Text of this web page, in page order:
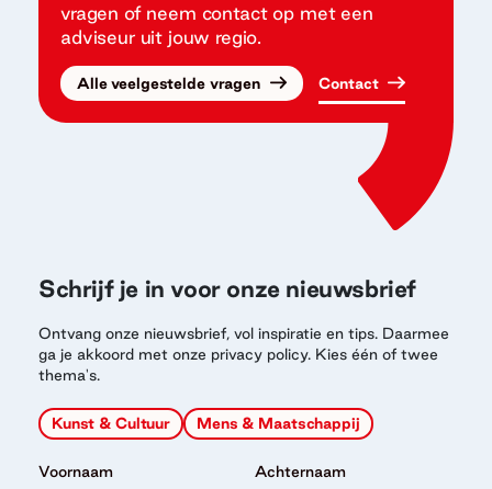
vragen of neem contact op met een
adviseur uit jouw regio.
Alle veelgestelde vragen Contact
Schrijf je in voor onze nieuwsbrief
Ontvang onze nieuwsbrief, vol inspiratie en tips. Daarmee
ga je akkoord met onze privacy policy. Kies één of twee
thema's.
Kunst & Cultuur Mens & Maatschappij
Voornaam Achternaam